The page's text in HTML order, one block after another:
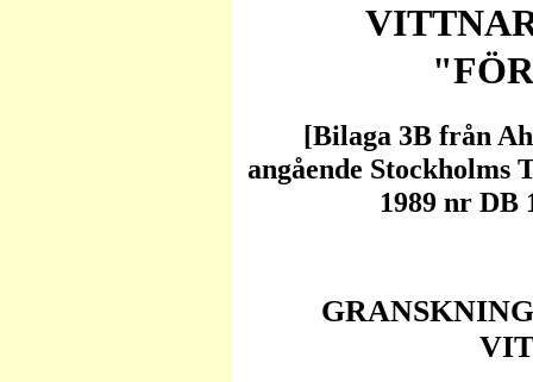
[Bilaga 3B från
angående Stockholms
1989 nr DB